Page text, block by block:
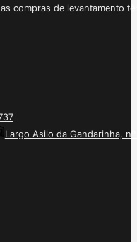
compras de levantamento
Largo Asilo da Gandarinha, nº